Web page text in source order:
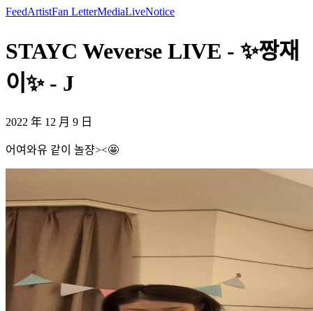
FeedArtistFan LetterMediaLiveNotice
STAYC Weverse LIVE - ✨짱재
이✨ - J
2022 年 12 月 9 日
어여와유 같이 놀쟝><🤩